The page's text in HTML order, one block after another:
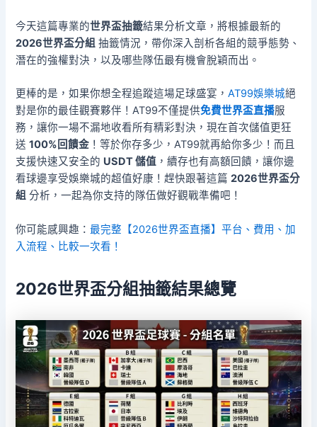
今天這篇專業的世界盃抽籤結果分析文章，將根據最新的
2026世界盃分組 抽籤情況，帶你深入剖析各組的競爭態勢、
潛在的強權對決，以及哪些隊伍最有機會脫穎而出。
更棒的是，如果你想全程追蹤這場足球盛宴，AT99娛樂城絕
對是你的最佳觀賽夥伴！AT99不僅提供免費世界盃直播服
務，讓你一場不漏地收看所有精彩對決，現在首次儲值更狂
送100%回饋金 ！等於你存多少，AT99就再給你多少！而且
支援快速又安全的 USDT 儲值 ，續存也有高額回饋，讓你邊
看球邊享受娛樂城的超值好康！趕快跟著這篇2026世界盃分
組 分析，一起為你支持的隊伍做好觀戰準備吧！
你可能感興趣：最完整【2026世界盃直播】平台、費用、加
入流程、比較一次看！
2026世界盃分組抽籤結果總覽